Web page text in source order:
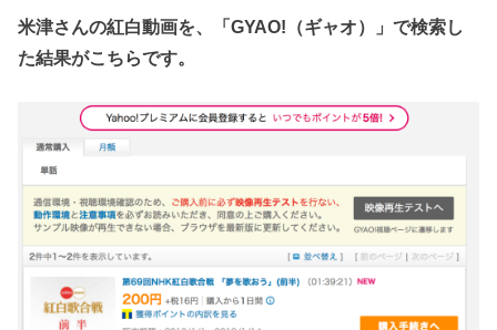
米津さんの紅白動画を、「GYAO!（ギャオ）」で検索し
た結果がこちらです。